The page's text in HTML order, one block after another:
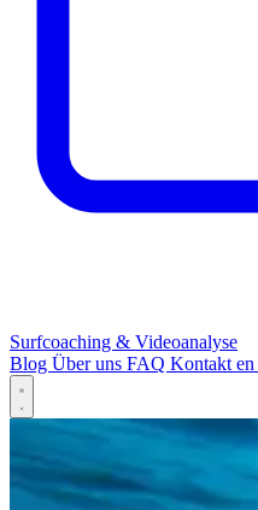
Surfcoaching & Videoanalyse
Blog Über uns FAQ Kontakten